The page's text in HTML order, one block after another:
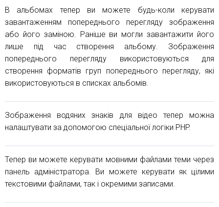
В альбомах тепер ви можете будь-коли керувати
завантаженням попереднього перегляду зображення
або його заміною. Раніше ви могли завантажити його
лише під час створення альбому. Зображення
попереднього перегляду використовуються для
створення форматів груп попереднього перегляду, які
використовуються в списках альбомів.
Зображення водяних знаків для відео тепер можна
налаштувати за допомогою спеціальної логіки PHP.
Тепер ви можете керувати мовними файлами теми через
панель адміністратора. Ви можете керувати як цілими
текстовими файлами, так і окремими записами.